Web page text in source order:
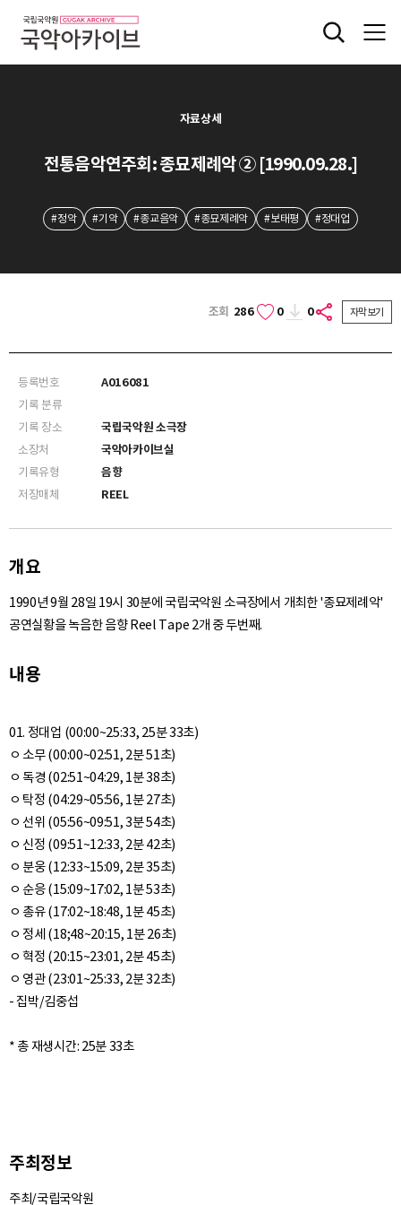
자료상세
전통음악연주회: 종묘제례악 ② [1990.09.28.]
#정악 #기악 #종교음악 #종묘제례악 #보태평 #정대업
조회 286 0 0 자막보기
등록번호
A016081
기록 분류
기록 장소
국립국악원 소극장
소장처
국악아카이브실
기록유형
음향
저장매체
REEL
개요
1990년 9월 28일 19시 30분에 국립국악원 소극장에서 개최한 '종묘제례악'
공연실황을 녹음한 음향 Reel Tape 2개 중 두번째.
내용
01. 정대업 (00:00~25:33, 25분 33초)
ㅇ 소무 (00:00~02:51, 2분 51초)
ㅇ 독경 (02:51~04:29, 1분 38초)
ㅇ 탁정 (04:29~05:56, 1분 27초)
ㅇ 선위 (05:56~09:51, 3분 54초)
ㅇ 신정 (09:51~12:33, 2분 42초)
ㅇ 분웅 (12:33~15:09, 2분 35초)
ㅇ 순응 (15:09~17:02, 1분 53초)
ㅇ 총유 (17:02~18:48, 1분 45초)
ㅇ 정세 (18;48~20:15, 1분 26초)
ㅇ 혁정 (20:15~23:01, 2분 45초)
ㅇ 영관 (23:01~25:33, 2분 32초)
- 집박/김중섭
* 총 재생시간: 25분 33초
주최정보
주최/국립국악원